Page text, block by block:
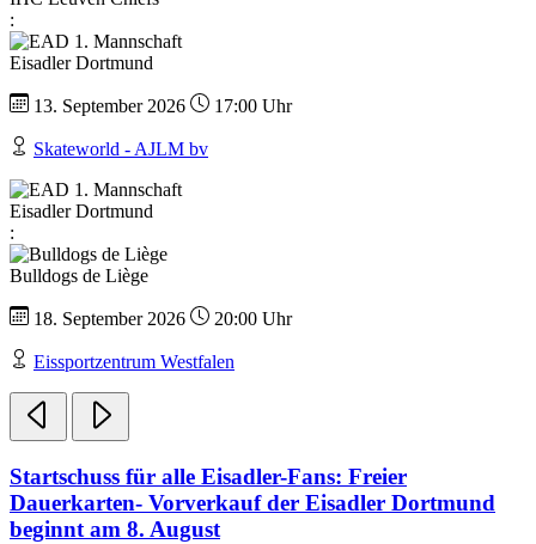
:
Eisadler Dortmund
13. September 2026 17:00 Uhr
Skateworld - AJLM bv
Eisadler Dortmund
:
Bulldogs de Liège
18. September 2026 20:00 Uhr
Eissportzentrum Westfalen
Startschuss für alle Eisadler-Fans: Freier
Dauerkarten- Vorverkauf der Eisadler Dortmund
beginnt am 8. August